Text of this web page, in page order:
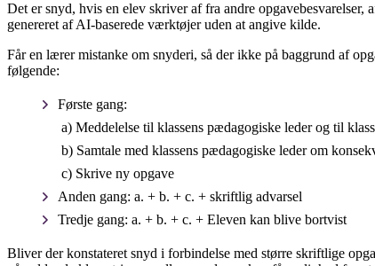
Det er snyd, hvis en elev skriver af fra andre
genereret af AI-baserede værktøjer uden at angive kilde.
Får en lærer mistanke om snyderi, så der ikke på baggrund af
følgende:
Første gang:
a) Meddelelse til klassens pædagogiske leder og til
b) Samtale med klassens pædagogiske leder om
c) Skrive ny opgave
Anden gang: a. + b. + c. + skriftlig advarsel
Tredje gang: a. + b. + c. + Eleven kan blive bortvist
Bliver der konstateret snyd i forbindelse med større skriftlige